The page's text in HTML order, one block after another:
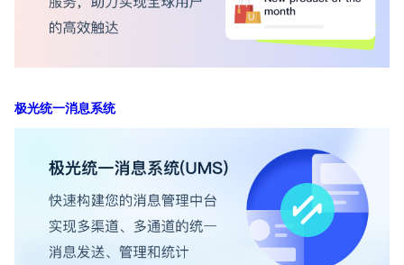
极光统一消息系统